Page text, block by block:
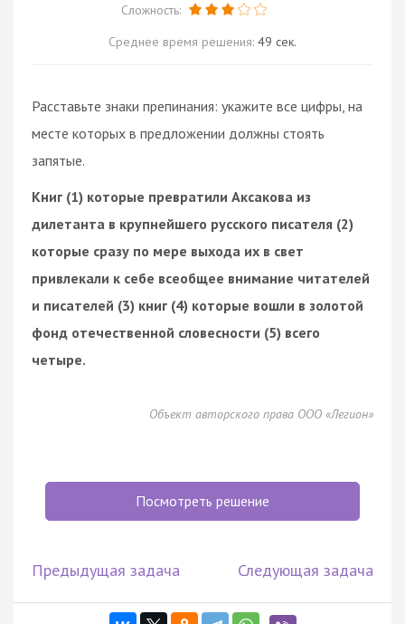
Сложность:
Среднее время решения: 49 сек.
Расставьте знаки препинания: укажите все цифры, на
месте которых в предложении должны стоять
запятые.
Книг (1) которые превратили Аксакова из
дилетанта в крупнейшего русского писателя (2)
которые сразу по мере выхода их в свет
привлекали к себе всеобщее внимание читателей
и писателей (3) книг (4) которые вошли в золотой
фонд отечественной словесности (5) всего
четыре.
Объект авторского права ООО «Легион»
Посмотреть решение
Предыдущая задача Следующая задача